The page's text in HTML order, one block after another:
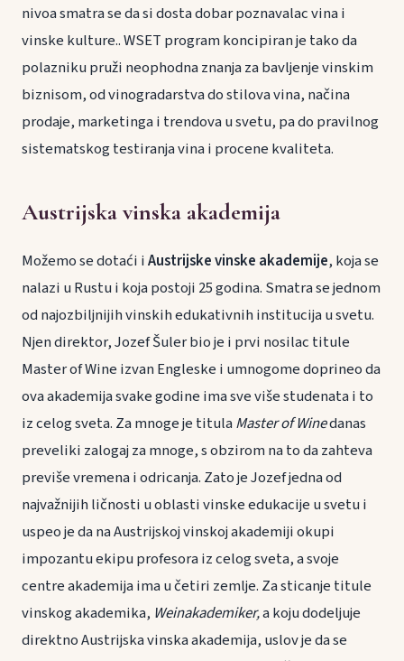
nivoa smatra se da si dosta dobar poznavalac vina i
vinske kulture.. WSET program koncipiran je tako da
polazniku pruži neophodna znanja za bavljenje vinskim
biznisom, od vinogradarstva do stilova vina, načina
prodaje, marketinga i trendova u svetu, pa do pravilnog
sistematskog testiranja vina i procene kvaliteta.
Austrijska vinska akademija
Možemo se dotaći iAustrijske vinske akademije, koja se
nalazi u Rustu i koja postoji 25 godina. Smatra se jednom
od najozbiljnijih vinskih edukativnih institucija u svetu.
Njen direktor, Jozef Šuler bio je i prvi nosilac titule
Master of Wine izvan Engleske i umnogome doprineo da
ova akademija svake godine ima sve više studenata i to
iz celog sveta. Za mnoge je titulaMaster of Winedanas
preveliki zalogaj za mnoge, s obzirom na to da zahteva
previše vremena i odricanja. Zato je Jozef jedna od
najvažnijih ličnosti u oblasti vinske edukacije u svetu i
uspeo je da na Austrijskoj vinskoj akademiji okupi
impozantu ekipu profesora iz celog sveta, a svoje
centre akademija ima u četiri zemlje. Za sticanje titule
vinskog akademika, Weinakademiker,a koju dodeljuje
direktno Austrijska vinska akademija, uslov je da se